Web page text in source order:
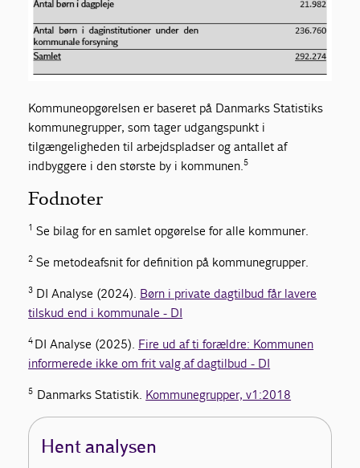
Kommuneopgørelsen er baseret på Danmarks Statistiks
kommunegrupper, som tager udgangspunkt i
tilgængeligheden til arbejdspladser og antallet af
indbyggere i den største by i kommunen.5
Fodnoter
1 Se bilag for en samlet opgørelse for alle kommuner.
2 Se metodeafsnit for definition på kommunegrupper.
3 DI Analyse (2024). Børn i private dagtilbud får lavere
tilskud end i kommunale - DI
4 DI Analyse (2025). Fire ud af ti forældre: Kommunen
informerede ikke om frit valg af dagtilbud - DI
5 Danmarks Statistik. Kommunegrupper, v1:2018
Hent analysen